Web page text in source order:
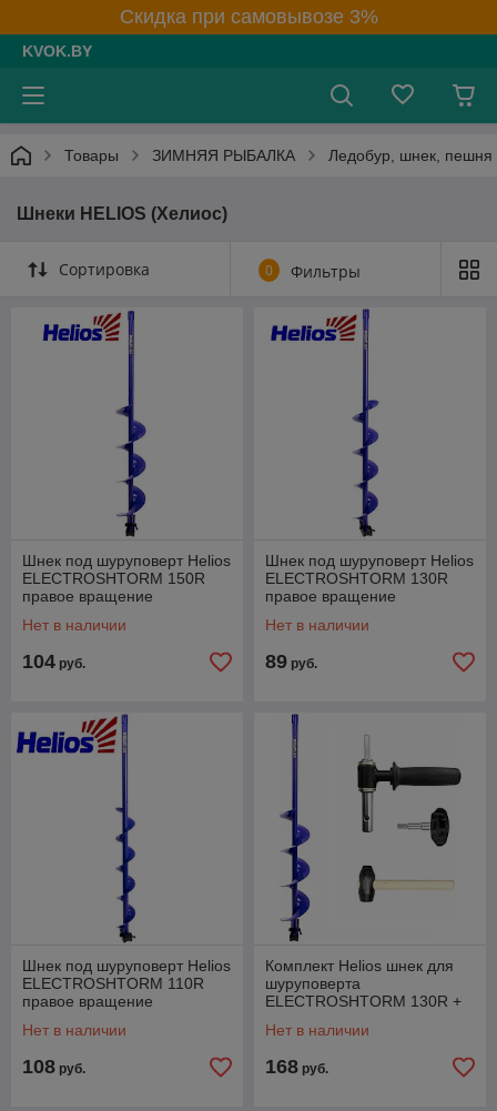
Скидка при самовывозе 3%
KVOK.BY
Товары ЗИМНЯЯ РЫБАЛКА Ледобур, шнек, пешня
Шнеки HELIOS (Хелиос)
Сортировка 0 Фильтры
Шнек под шуруповерт Helios
ELECTROSHTORM 150R
правое вращение
Нет в наличии
104 руб.
Шнек под шуруповерт Helios
ELECTROSHTORM 130R
правое вращение
Нет в наличии
89 руб.
Шнек под шуруповерт Helios
ELECTROSHTORM 110R
правое вращение
Нет в наличии
108 руб.
Комплект Helios шнек для
шуруповерта
ELECTROSHTORM 130R +
молоточек
Нет в наличии
168 руб.